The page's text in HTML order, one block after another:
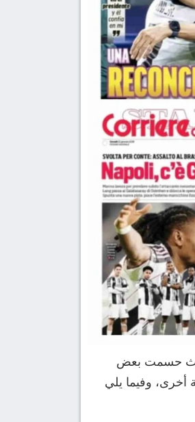
الأوروبية، حيث حسمت بعض
أخرى، وفيما يلي